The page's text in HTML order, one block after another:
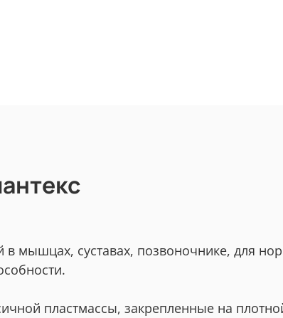
мышцах, суставах, позвоночнике, для
пластмассы, закрепленные на